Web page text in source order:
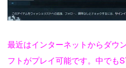
最近はインターネットからダウ
フトがプレイ可能です。中でも